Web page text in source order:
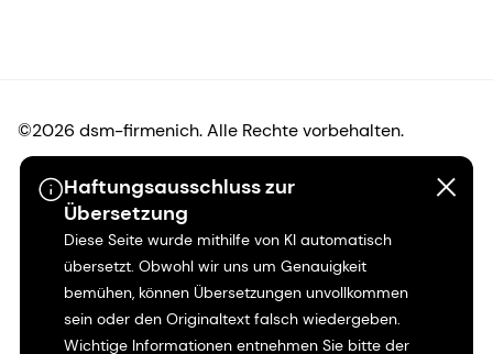
Haftungsausschluss zur
Übersetzung
Diese Seite wurde mithilfe von KI automatisch
übersetzt. Obwohl wir uns um Genauigkeit
bemühen, können Übersetzungen unvollkommen
sein oder den Originaltext falsch wiedergeben.
Wichtige Informationen entnehmen Sie bitte der
©2026 dsm-firmenich. Alle Rechte vorbehalten.
Hinweis zum Datenschutz
Bedingungen für die Nutzung
Bedingungen und Konditionen